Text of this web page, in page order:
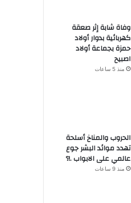
وفاة شابة إثر صعقة
كهربائية بدوار أولاد
حمزة بجماعة أولاد
اصبيح
منذ 5 ساعات
الحروب والمناخ أسلحة
تهدد موائد البشر جوع
عالمي على الابواب .!؟
منذ 9 ساعات